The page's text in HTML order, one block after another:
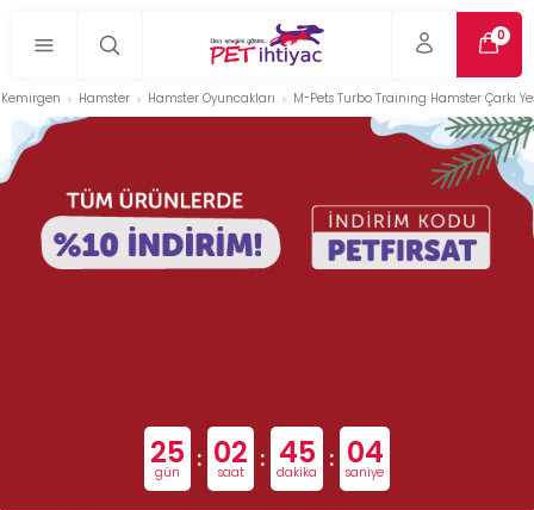
0
Kemirgen Hamster Hamster Oyuncakları M-Pets Turbo Training Hamster Çarkı
25
gün : 02
saat : 45
dakika : 03
saniye